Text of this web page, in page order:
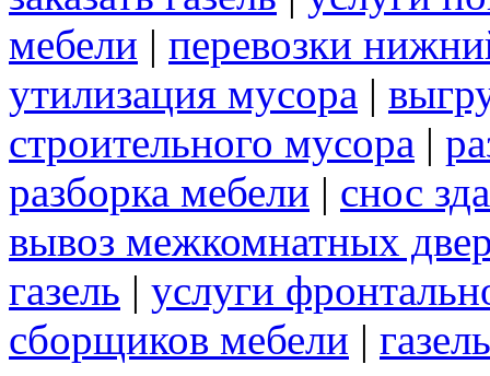
мебели | перевозки
утилизация мусора |
строительного мусора |
разборка мебели | снос
вывоз межкомнатных
газель | услуги
сборщиков мебели |